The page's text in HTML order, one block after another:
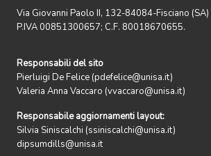
Via Giovanni Paolo II, 132-84084-Fisciano (SA)
P.IVA 00851300657; C.F. 80018670655.
Responsabili del sito
Pierluigi De Felice (pdefelice@unisa.it)
Valeria Anna Vaccaro (vvaccaro@unisa.it)
Responsabile aggiornamenti layout:
Silvia Siniscalchi (ssiniscalchi@unisa.it)
dipsumdills@unisa.it